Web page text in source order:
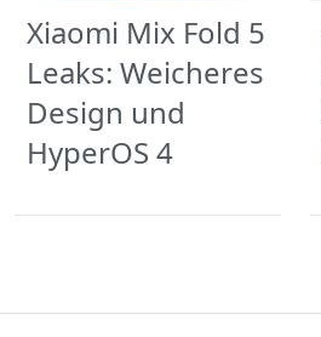
Xiaomi Mix Fold 5
Leaks: Weicheres
Design und
HyperOS 4